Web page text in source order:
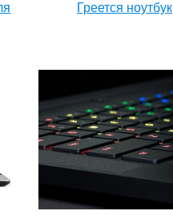
Греется ноутбук